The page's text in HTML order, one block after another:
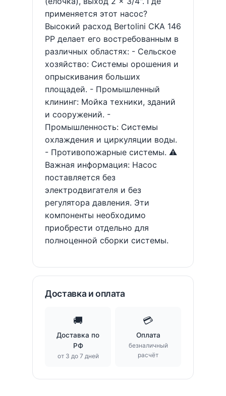
применяется этот насос?
Высокий расход Bertolini CKA 146
PP делает его востребованным в
различных областях: - Сельское
хозяйство: Системы орошения и
опрыскивания больших
площадей. - Промышленный
клининг: Мойка техники, зданий
и сооружений. -
Промышленность: Системы
охлаждения и циркуляции воды.
- Противопожарные системы. ⚠️
Важная информация: Насос
поставляется без
электродвигателя и без
регулятора давления. Эти
компоненты необходимо
приобрести отдельно для
полноценной сборки системы.
Доставка и оплата
🚚
Доставка по
РФ
от 3 до 7 дней
💳
Оплата
безналичный
расчёт